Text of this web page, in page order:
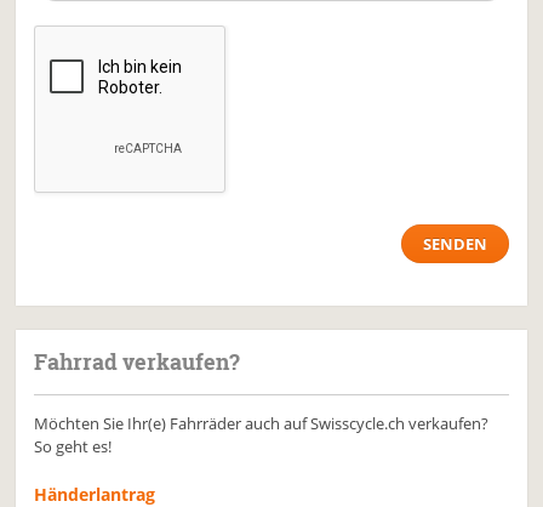
Fahrrad verkaufen?
Möchten Sie Ihr(e) Fahrräder auch auf Swisscycle.ch verkaufen?
So geht es!
Händerlantrag